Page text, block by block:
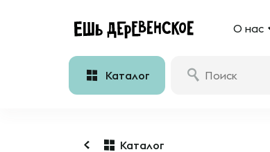
О нас
Каталог
Каталог